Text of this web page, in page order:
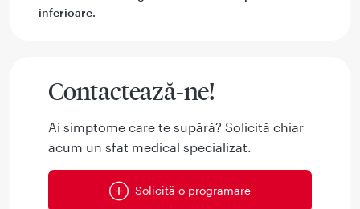
inferioare.
Contactează-ne!
Ai simptome care te supără? Solicită chiar
acum un sfat medical specializat.
Solicită o programare